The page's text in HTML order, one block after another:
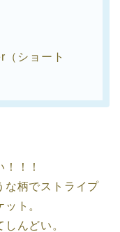
ショート
！！
な柄でストライプ
ト。
んどい。